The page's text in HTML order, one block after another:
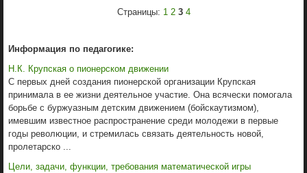
Страницы: 1 2 3 4
Информация по педагогике:
Н.К. Крупская о пионерском движении
С первых дней создания пионерской организации Крупская
принимала в ее жизни деятельное участие. Она всячески помогала
борьбе с буржуазным детским движением (бойскаутизмом),
имевшим известное распространение среди молодежи в первые
годы революции, и стремилась связать деятельность новой,
пролетарско ...
Цели, задачи, функции, требования математической игры